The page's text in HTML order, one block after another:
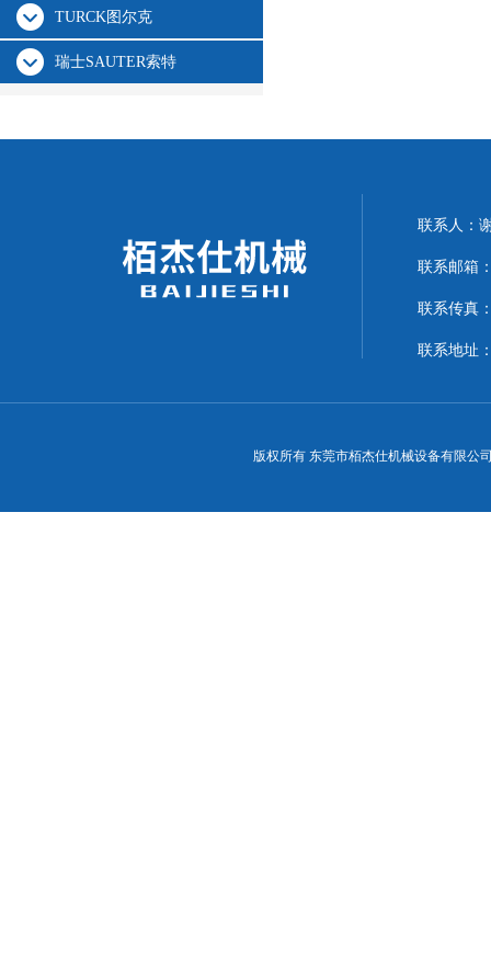
TURCK图尔克
瑞士SAUTER索特
联系人：
联系邮箱
联系传真
联系地址
版权所有 东莞市栢杰仕机械设备有限公